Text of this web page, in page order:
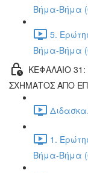
Βήμα-Βήμα
5.
Βήμα-Βήμα
ΚΕΦΑΛΑΙΟ 31:
ΣΧΗΜΑΤΟΣ ΑΠΟ
1.
Βήμα-Βήμα